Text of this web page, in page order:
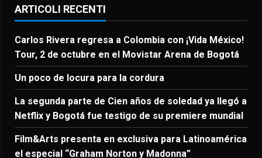
ARTICOLI RECENTI
Carlos Rivera regresa a Colombia con ¡Vida México!
Tour, 2 de octubre en el Movistar Arena de Bogotá
Un poco de locura para la cordura
La segunda parte de Cien años de soledad ya llegó a
Netflix y Bogotá fue testigo de su premiere mundial
Film&Arts presenta en exclusiva para Latinoamérica
el especial “Graham Norton y Madonna”